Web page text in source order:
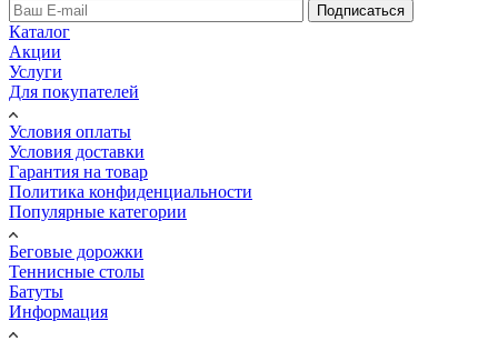
Подписаться
Каталог
Акции
Услуги
Для покупателей
Условия оплаты
Условия доставки
Гарантия на товар
Политика конфиденциальности
Популярные категории
Беговые дорожки
Теннисные столы
Батуты
Информация